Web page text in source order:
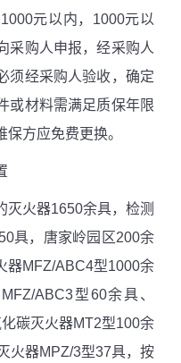
1000元以内， 1000元以
采购人申报，经采购人
须经采购人验收，确定
或材料需满足质保年限
方应免费更换。
灭火器1650余具，检测
具，唐家岭园区200余
器MFZ/ABC4型1000余
MFZ/ABC3型60余具、
碳灭火器MT2型100余
火器MPZ/3型37具，按